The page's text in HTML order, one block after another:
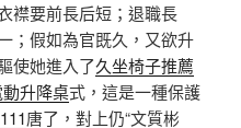
襟要前長后短；退職長
；假如為官既久，又欲升
使她進入了久坐椅子推薦
動升降桌式，這是一種保護
唐了，對上仍“文質彬